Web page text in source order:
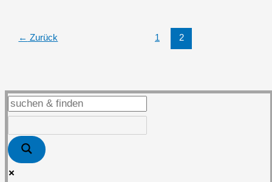
Virtualisierungslösung
← Zurück 1 2